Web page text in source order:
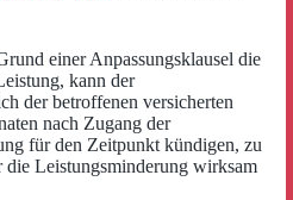
einer Anpassungsklausel die
kann der
der betroffenen versicherten
nach Zugang der
für den Zeitpunkt kündigen, zu
die Leistungsminderung wirksam